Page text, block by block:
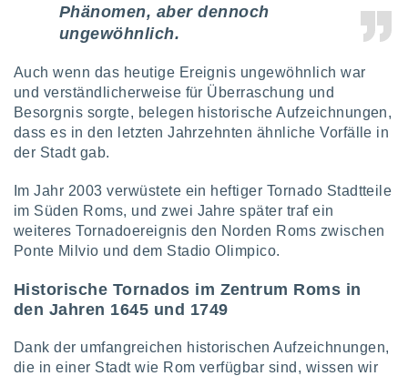
Phänomen, aber dennoch
ungewöhnlich.
Auch wenn das heutige Ereignis ungewöhnlich war
und verständlicherweise für Überraschung und
Besorgnis sorgte, belegen historische Aufzeichnungen,
dass es in den letzten Jahrzehnten ähnliche Vorfälle in
der Stadt gab.
Im Jahr 2003 verwüstete ein heftiger Tornado Stadtteile
im Süden Roms, und zwei Jahre später traf ein
weiteres Tornadoereignis den Norden Roms zwischen
Ponte Milvio und dem Stadio Olimpico.
Historische Tornados im Zentrum Roms in
den Jahren 1645 und 1749
Dank der umfangreichen historischen Aufzeichnungen,
die in einer Stadt wie Rom verfügbar sind, wissen wir